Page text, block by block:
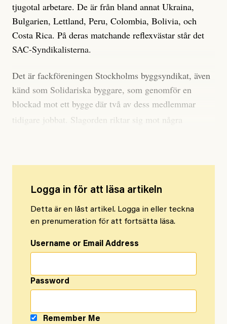
tjugotal arbetare. De är från bland annat Ukraina,
Bulgarien, Lettland, Peru, Colombia, Bolivia, och
Costa Rica. På deras matchande reflexvästar står det
SAC-Syndikalisterna.
Det är fackföreningen Stockholms byggsyndikat, även
känd som Solidariska byggare, som genomför en
blockad mot ett bygge där två av dess medlemmar
tidigare jobbat. Slagorden riktar sig mot några
Logga in för att läsa artikeln
Detta är en låst artikel. Logga in eller teckna
en prenumeration för att fortsätta läsa.
Username or Email Address
Password
Remember Me